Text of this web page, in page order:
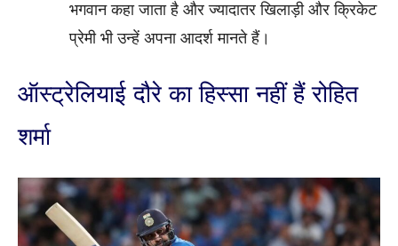
भगवान कहा जाता है और ज्यादातर खिलाड़ी और क्रिकेट
प्रेमी भी उन्हें अपना आदर्श मानते हैं।
ऑस्ट्रेलियाई दौरे का हिस्सा नहीं हैं रोहित
शर्मा